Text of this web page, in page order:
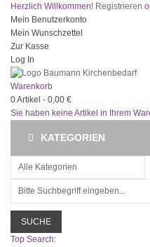
Herzlich Willkommen! Registrieren
Mein Benutzerkonto
Mein Wunschzettel
Zur Kasse
Log In
Warenkorb
0Artikel - 0,00 €
Sie haben keine Artikel in Ihrem
KATEGORIEN
SUCHE
Top Search: